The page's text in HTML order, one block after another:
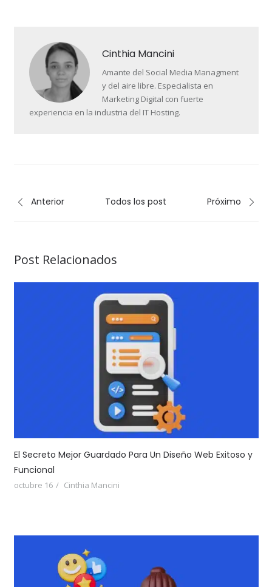
Cinthia Mancini
Amante del Social Media Managment
y del aire libre. Especialista en
Marketing Digital con fuerte
experiencia en la industria del IT Hosting.
Anterior Todos los post Próximo
Post Relacionados
El Secreto Mejor Guardado Para Un Diseño Web Exitoso y
Funcional
octubre 16 Cinthia Mancini